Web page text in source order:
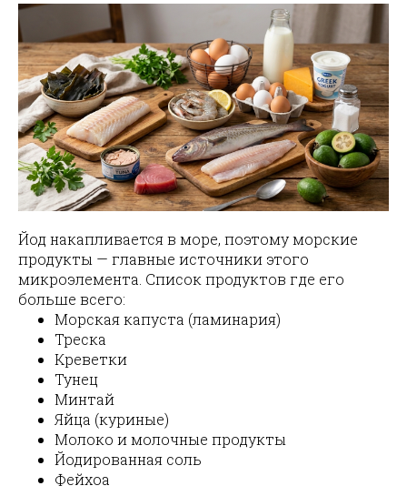
Йод накапливается в море, поэтому морские
продукты — главные источники этого
микроэлемента. Список продуктов где его
больше всего:
Морская капуста (ламинария)
Треска
Креветки
Тунец
Минтай
Яйца (куриные)
Молоко и молочные продукты
Йодированная соль
Фейхоа